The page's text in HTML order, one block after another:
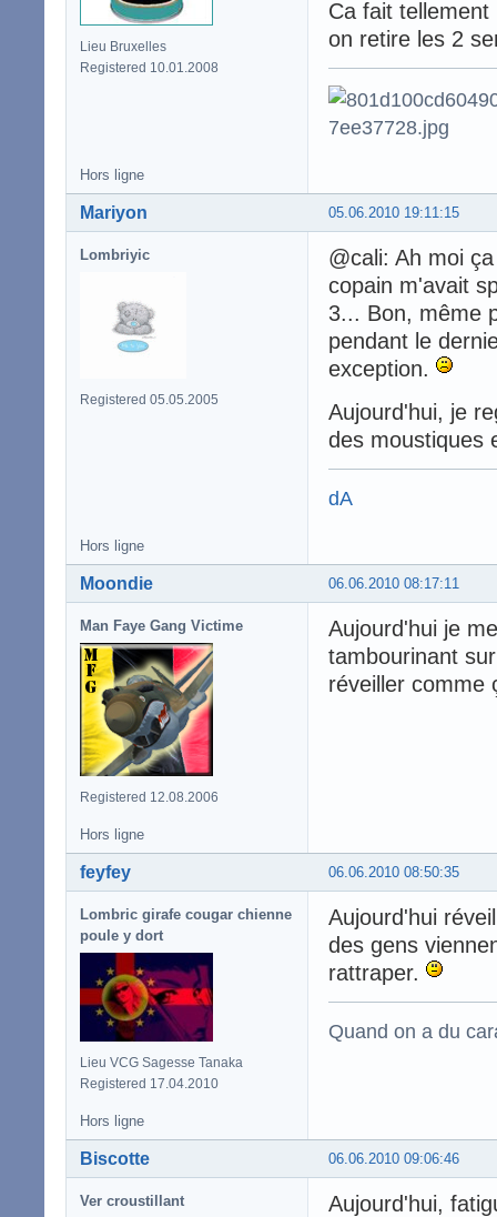
Lieu Bruxelles
Registered 10.01.2008
Ca fait
on retire les 2
Hors ligne
05.06.2010 19:11:15
Mariyon
Lombriyic
Registered 05.05.2005
@cali: Ah moi
copain m'avait
3... Bon, même
pendant le
exception.
Aujourd'hui, je
des moustiques
dA
Hors ligne
06.06.2010 08:17:11
Moondie
Man Faye Gang Victime
Registered 12.08.2006
Aujourd'hui je
tambourinant
réveiller comme
Hors ligne
06.06.2010 08:50:35
feyfey
Lombric girafe cougar chienne
poule y dort
Lieu VCG Sagesse Tanaka
Registered 17.04.2010
Aujourd'hui
des gens
rattraper.
Quand on a du
Hors ligne
06.06.2010 09:06:46
Biscotte
Ver croustillant
Aujourd'hui,